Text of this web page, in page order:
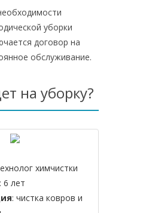
уборки
договор на
обслуживание.
на уборку?
химчистки
: 6 лет
: чистка ковров и